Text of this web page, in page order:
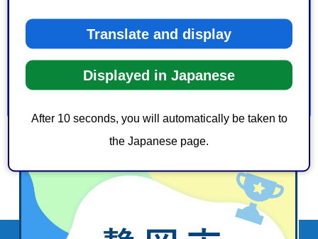
Translate and display
Displayed in Japanese
After 10 seconds, you will automatically be taken to
the Japanese page.
1：見つけやすかった
2：ふつう
3：見つけにくかった